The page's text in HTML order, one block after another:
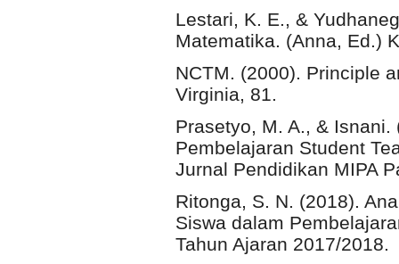
Lestari, K. E., &
Matematika. (Anna, Ed.)
NCTM. (2000). Principle
Virginia, 81.
Prasetyo, M. A., &
Pembelajaran Student
Jurnal Pendidikan MIPA
Ritonga, S. N. (2018).
Siswa dalam
Tahun Ajaran 2017/2018.